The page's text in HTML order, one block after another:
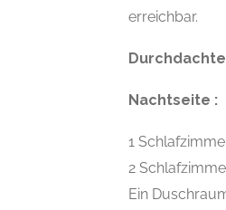
erreichbar.
Nachtseite :
1
2
Ein